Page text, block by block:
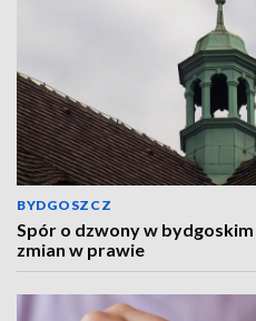
BYDGOSZCZ
Spór o dzwony w
zmian w prawie